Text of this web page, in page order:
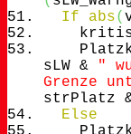
If
abs(
sLW &
"
Grenze
strPlatz
Else